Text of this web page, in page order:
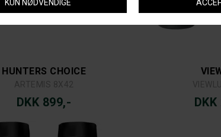
HUNTERS CHOICE
DKK 899,-